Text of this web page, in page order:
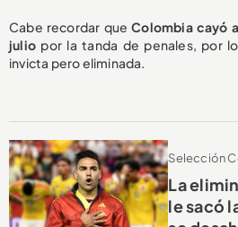
Cabe recordar que Colombia cayó
julio por la tanda de penales, por
invicta pero eliminada.
Selección
La
le sacó